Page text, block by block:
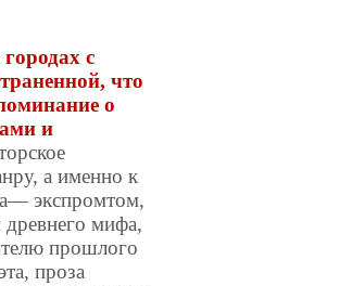
с
что
о
и
а именно к
экспромтом,
древнего мифа,
прошлого
проза